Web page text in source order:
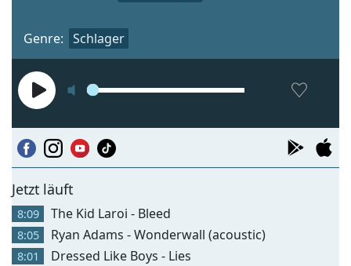
Genre: Schlager
Jetzt läuft
8:09 The Kid Laroi - Bleed
8:05 Ryan Adams - Wonderwall (acoustic)
8:01 Dressed Like Boys - Lies